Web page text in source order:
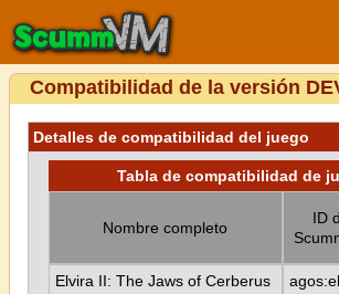
Compatibilidad de la versión
Detalles de compatibilidad del juego
Tabla de compatibilidad de
Nombre completo
ID
Elvira II: The Jaws of Cerberus